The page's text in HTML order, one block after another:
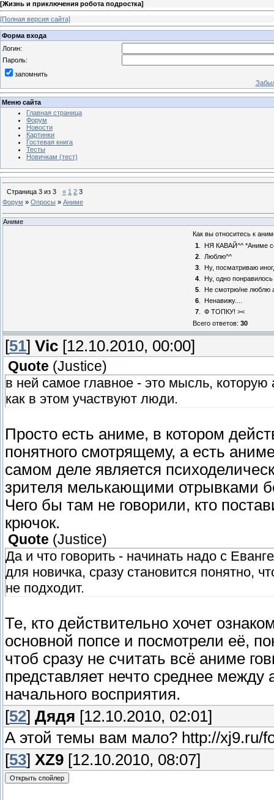
[Жизнь и приключения робота подростка]
[Полная версия сайта]
Форма входа
Логин:
Пароль:
запомнить
Меню сайта
Главная страница
Форум
Новости
Картинки
Гостевая книга
Тесты
Новичкам (тест)
Страница 3 из 3 « 1 2 3
Форум » Опросы » Аниме
Аниме
Как вы относитесь к
1
НЯ КАВАЙ^^ *Аниме
2
Люблю^^
3
Ну, посматриваю
4
Ну, одно понравилось
5
Не смотрю/не люблю
6
Ненавижу....
7
Ф ТОПКУ! ><
Всего ответов: 30
[51] Vic [12.10.2010, 00:00]
Quote (Justice)
в ней самое главное - это мысль,
как в этом участвуют люди.
Просто есть аниме, в котором
понятного смотрящему, а есть
самом деле является
зрителя мелькающими отрывками
Чего бы там не говорили, кто
крючок.
Quote (Justice)
Да и что говорить - начинать надо с
для новичка, сразу становится понятно,
не подходит.
Те, кто действительно хочет
основной попсе и посмотрели её,
чтоб сразу не считать всё аниме
представляет нечто среднее
начального восприятия.
[52] Дядя [12.10.2010, 02:01]
А этой темы вам мало? http://xj9.ru/
[53] XZ9 [12.10.2010, 08:07]